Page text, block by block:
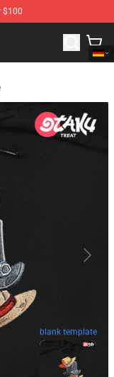
$100
Merchandise Shop
blank template